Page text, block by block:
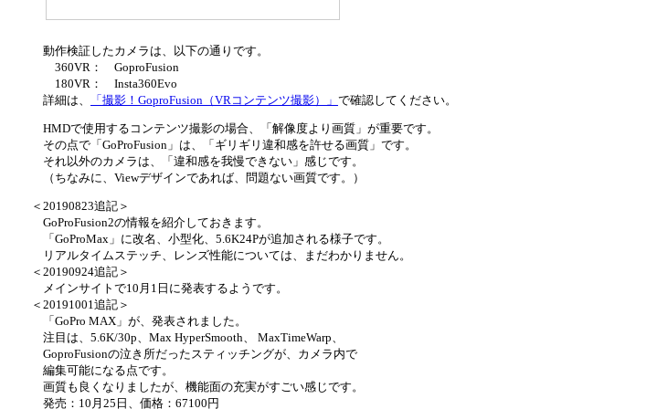
動作検証したカメラは、以下の通りです。
360VR： GoproFusion
180VR： Insta360Evo
詳細は、
「撮影！GoproFusion（VRコンテンツ撮影）」 で確認してください。
HMDで使用するコンテンツ撮影の場合、「解像度より画質」が重要です。
その点で「GoProFusion」は、「ギリギリ違和感を許せる画質」です。
それ以外のカメラは、「違和感を我慢できない」感じです。
（ちなみに、Viewデザインであれば、問題ない画質です。）
＜20190823追記＞
GoProFusion2の情報を紹介しておきます。
「GoProMax」に改名、小型化、5.6K24Pが追加される様子です。
リアルタイムステッチ、レンズ性能については、まだわかりません。
＜20190924追記＞
メインサイトで10月1日に発表するようです。
＜20191001追記＞
「GoPro MAX」が、発表されました。
注目は、5.6K/30p、Max HyperSmooth、 MaxTimeWarp、
GoproFusionの泣き所だったスティッチングが、カメラ内で
編集可能になる点です。
画質も良くなりましたが、機能面の充実がすごい感じです。
発売：10月25日、価格：67100円